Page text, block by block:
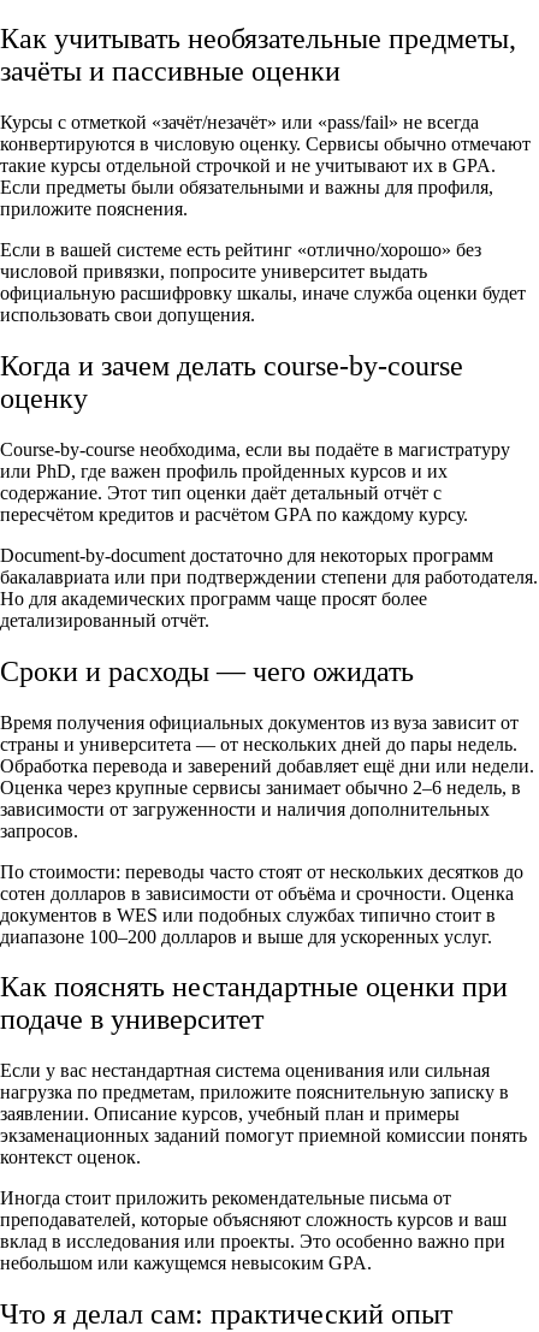
Как учитывать необязательные предметы,
зачёты и пассивные оценки
Курсы с отметкой «зачёт/незачёт» или «pass/fail» не всегда
конвертируются в числовую оценку. Сервисы обычно отмечают
такие курсы отдельной строчкой и не учитывают их в GPA.
Если предметы были обязательными и важны для профиля,
приложите пояснения.
Если в вашей системе есть рейтинг «отлично/хорошо» без
числовой привязки, попросите университет выдать
официальную расшифровку шкалы, иначе служба оценки будет
использовать свои допущения.
Когда и зачем делать course-by-course
оценку
Course-by-course необходима, если вы подаёте в магистратуру
или PhD, где важен профиль пройденных курсов и их
содержание. Этот тип оценки даёт детальный отчёт с
пересчётом кредитов и расчётом GPA по каждому курсу.
Document-by-document достаточно для некоторых программ
бакалавриата или при подтверждении степени для работодателя.
Но для академических программ чаще просят более
детализированный отчёт.
Сроки и расходы — чего ожидать
Время получения официальных документов из вуза зависит от
страны и университета — от нескольких дней до пары недель.
Обработка перевода и заверений добавляет ещё дни или недели.
Оценка через крупные сервисы занимает обычно 2–6 недель, в
зависимости от загруженности и наличия дополнительных
запросов.
По стоимости: переводы часто стоят от нескольких десятков до
сотен долларов в зависимости от объёма и срочности. Оценка
документов в WES или подобных службах типично стоит в
диапазоне 100–200 долларов и выше для ускоренных услуг.
Как пояснять нестандартные оценки при
подаче в университет
Если у вас нестандартная система оценивания или сильная
нагрузка по предметам, приложите пояснительную записку в
заявлении. Описание курсов, учебный план и примеры
экзаменационных заданий помогут приемной комиссии понять
контекст оценок.
Иногда стоит приложить рекомендательные письма от
преподавателей, которые объясняют сложность курсов и ваш
вклад в исследования или проекты. Это особенно важно при
небольшом или кажущемся невысоким GPA.
Что я делал сам: практический опыт